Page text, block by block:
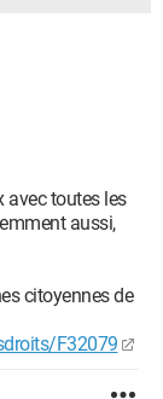
avec toutes les
aussi,
citoyennes de
F32079